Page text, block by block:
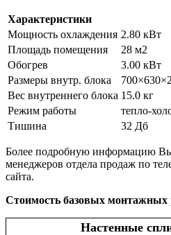
Характеристики
Мощность охлаждения 2.80 кВт
Площадь помещения
28 м2
Обогрев
3.00 кВт
Размеры внутр. блока
Вес внутреннего блока 15.0 кг
Режим работы
тепло-
Тишина
32 Дб
Более подробную информацию
менеджеров отдела продаж по
сайта.
Стоимость базовых монтажных
Настенные